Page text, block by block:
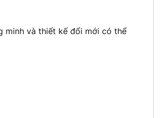
minh và thiết kế đổi mới có thể